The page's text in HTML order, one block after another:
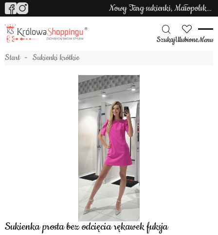
Nowy Targ sukienki, Małopolska sukienki
SzukajUlubioneMenu
Start Sukienki krótkie
Sukienka prosta bez odcięcia rękawek fuksja